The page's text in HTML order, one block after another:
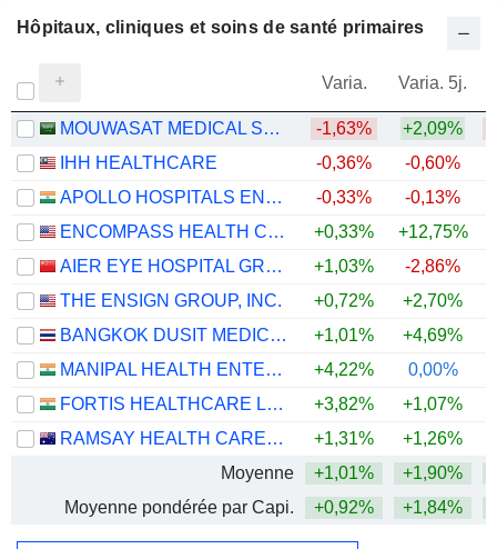
Hôpitaux, cliniques et soins de santé primaires
Varia. Varia. 5j.
MOUWASAT MEDICAL SERVICES COMPANY -1,63% +2,09%
IHH HEALTHCARE
-0,36% -0,60%
APOLLO HOSPITALS ENTERPRISE LIMITED
-0,33% -0,13%
ENCOMPASS HEALTH CORPORATION
+0,33% +12,75%
AIER EYE HOSPITAL GROUP CO., LTD.
+1,03% -2,86%
THE ENSIGN GROUP, INC.
+0,72% +2,70%
BANGKOK DUSIT MEDICAL SERVICES
+1,01% +4,69%
MANIPAL HEALTH ENTERPRISES LIMITED
+4,22%
0,00%
FORTIS HEALTHCARE LIMITED
+3,82% +1,07%
RAMSAY HEALTH CARE LIMITED
+1,31% +1,26%
Moyenne
+1,01% +1,90%
Moyenne pondérée par Capi.
+0,92% +1,84%